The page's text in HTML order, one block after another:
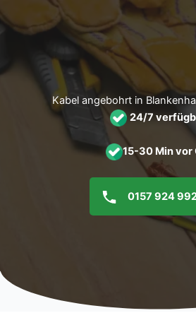
Inhalt
Kabel angebohrt in
24/7
15-30 Min vor
0157 924